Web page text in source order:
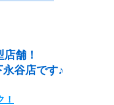
舗！
谷店です♪